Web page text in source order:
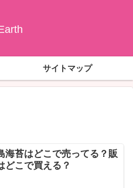
サイトマップ
海苔はどこで売ってる？販
どこで買える？